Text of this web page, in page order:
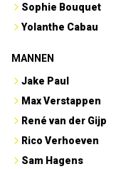
Sophie Bouquet
Yolanthe Cabau
MANNEN
Jake Paul
Max Verstappen
René van der Gijp
Rico Verhoeven
Sam Hagens